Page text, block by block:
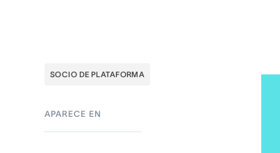
SOCIO DE PLATAFORMA
APARECE EN